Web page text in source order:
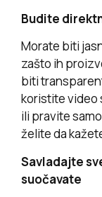
Budite
Morate biti
zašto ih
biti
koristite video
ili pravite
želite da
Savladajte
suočavate